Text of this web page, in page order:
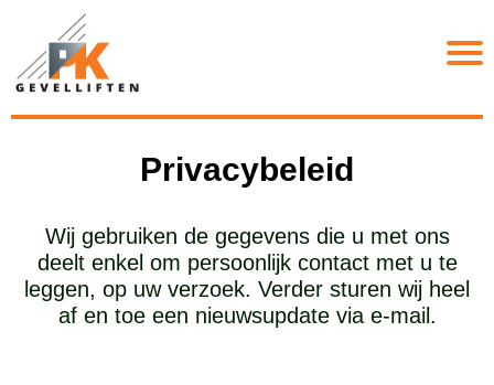
Privacybeleid
Wij gebruiken de gegevens die u met ons
deelt enkel om persoonlijk contact met u te
leggen, op uw verzoek. Verder sturen wij heel
af en toe een nieuwsupdate via e-mail.